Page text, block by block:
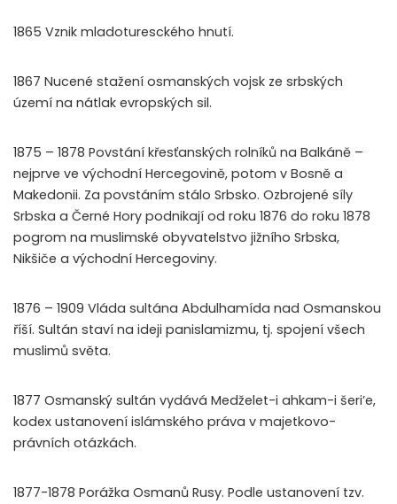
1865 Vznik mladoturesckého hnutí.
1867 Nucené stažení osmanských vojsk ze srbských
území na nátlak evropských sil.
1875 – 1878 Povstání křesťanských rolníků na Balkáně –
nejprve ve východní Hercegovině, potom v Bosně a
Makedonii. Za povstáním stálo Srbsko. Ozbrojené síly
Srbska a Černé Hory podnikají od roku 1876 do roku 1878
pogrom na muslimské obyvatelstvo jižního Srbska,
Nikšiče a východní Hercegoviny.
1876 – 1909 Vláda sultána Abdulhamída nad Osmanskou
říší. Sultán staví na ideji panislamizmu, tj. spojení všech
muslimů světa.
1877 Osmanský sultán vydává Medželet-i ahkam-i šeri’e,
kodex ustanovení islámského práva v majetkovo-
právních otázkách.
1877-1878 Porážka Osmanů Rusy. Podle ustanovení tzv.